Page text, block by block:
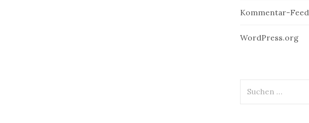
Kommentar-Feed
WordPress.org
nach: